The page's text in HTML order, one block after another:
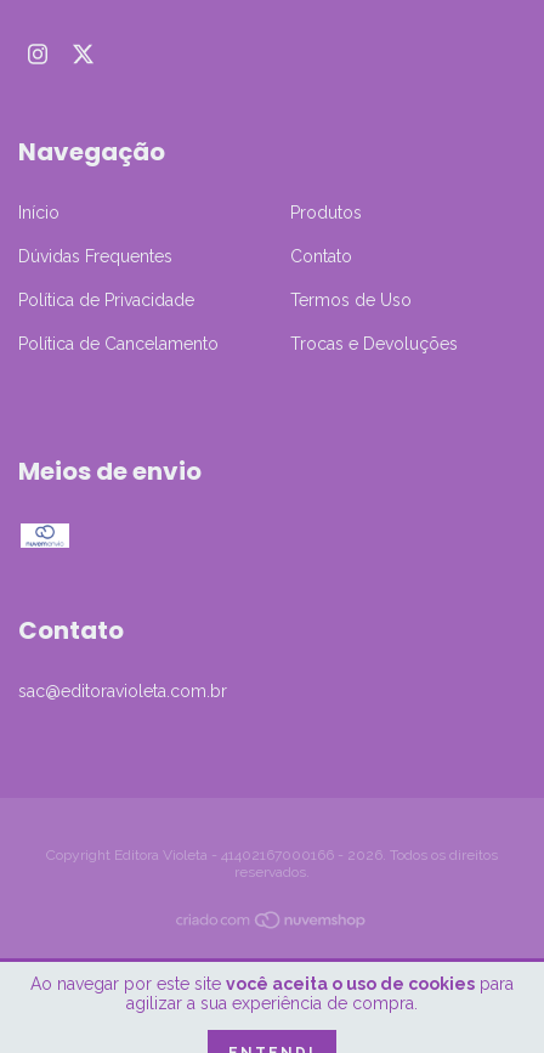
Ao navegar por este site você aceita o uso de cookies para
agilizar a sua experiência de compra.
Navegação
Início Produtos
Dúvidas Frequentes Contato
Política de Privacidade Termos de Uso
Política de Cancelamento Trocas e Devoluções
Meios de envio
Contato
sac@editoravioleta.com.br
Copyright Editora Violeta - 41402167000166 - 2026. Todos os direitos
reservados.